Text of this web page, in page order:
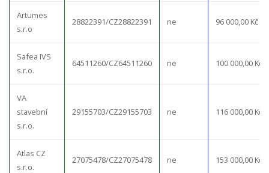
Artumes
s.r.o
28822391/CZ28822391 ne 96 000,00 Kč
Safea IVS
s.r.o.
64511260/CZ64511260 ne 100 000,00 Kč
VA
stavební
s.r.o.
29155703/CZ29155703 ne 116 000,00 Kč
Atlas CZ
s.r.o.
27075478/CZ27075478 ne 153 000,00 Kč